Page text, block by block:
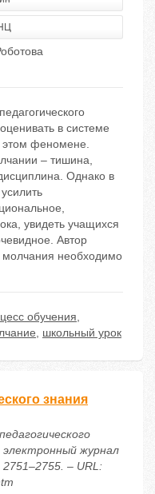
в системе
этом феномене.
– тишина,
Однако в
увидеть учащихся
Автор
молчания необходимо
обучения,
, школьный урок
знания
электронный журнал
– URL: